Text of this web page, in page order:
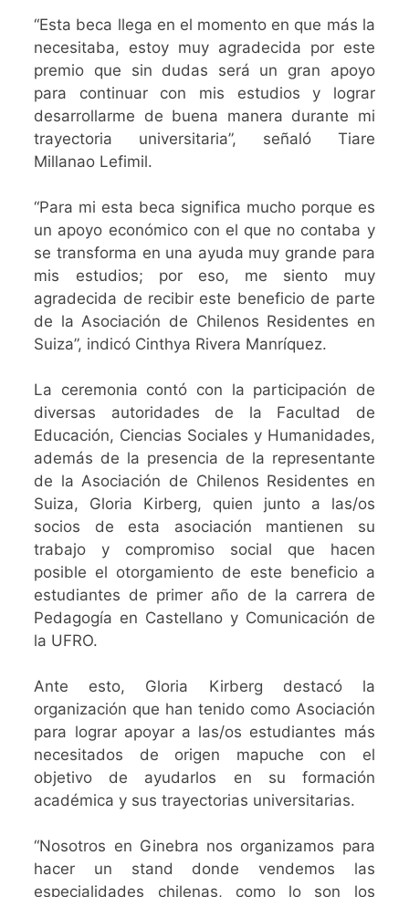
“Esta beca llega en el momento en que más la
necesitaba, estoy muy agradecida por este
premio que sin dudas será un gran apoyo
para continuar con mis estudios y lograr
desarrollarme de buena manera durante mi
trayectoria universitaria”, señaló Tiare
Millanao Lefimil.
“Para mi esta beca significa mucho porque es
un apoyo económico con el que no contaba y
se transforma en una ayuda muy grande para
mis estudios; por eso, me siento muy
agradecida de recibir este beneficio de parte
de la Asociación de Chilenos Residentes en
Suiza”, indicó Cinthya Rivera Manríquez.
La ceremonia contó con la participación de
diversas autoridades de la Facultad de
Educación, Ciencias Sociales y Humanidades,
además de la presencia de la representante
de la Asociación de Chilenos Residentes en
Suiza, Gloria Kirberg, quien junto a las/os
socios de esta asociación mantienen su
trabajo y compromiso social que hacen
posible el otorgamiento de este beneficio a
estudiantes de primer año de la carrera de
Pedagogía en Castellano y Comunicación de
la UFRO.
Ante esto, Gloria Kirberg destacó la
organización que han tenido como Asociación
para lograr apoyar a las/os estudiantes más
necesitados de origen mapuche con el
objetivo de ayudarlos en su formación
académica y sus trayectorias universitarias.
“Nosotros en Ginebra nos organizamos para
hacer un stand donde vendemos las
especialidades chilenas, como lo son los